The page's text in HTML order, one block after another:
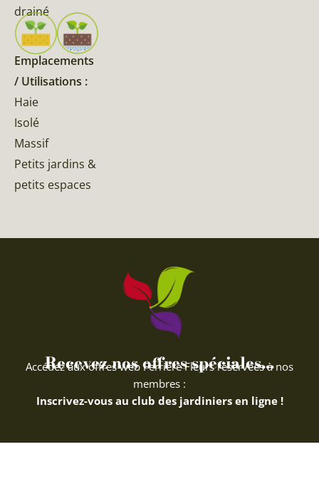
drainé
Emplacements
/ Utilisations :
Haie
Isolé
Massif
Petits jardins &
petits espaces
Recevez nos offres spéciales...
Accédez aux offres web Ferriere Fleurs réservées à nos
membres :
Inscrivez-vous au club des jardiniers en ligne !